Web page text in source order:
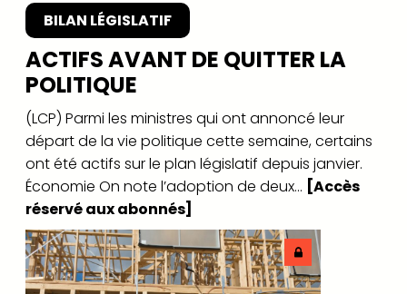
BILAN LÉGISLATIF
ACTIFS AVANT DE QUITTER LA
POLITIQUE
(LCP) Parmi les ministres qui ont annoncé leur
départ de la vie politique cette semaine, certains
ont été actifs sur le plan législatif depuis janvier.
Économie On note l’adoption de deux... [Accès
réservé aux abonnés]